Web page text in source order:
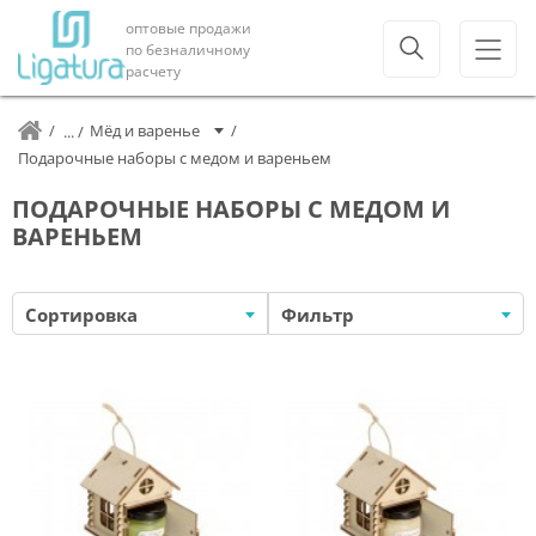
оптовые продажи
по безналичному
расчету
Мёд и варенье
Подарочные наборы с медом и вареньем
ПОДАРОЧНЫЕ НАБОРЫ С МЕДОМ И
ВАРЕНЬЕМ
Сортировка Фильтр